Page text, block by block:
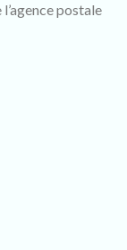
postale